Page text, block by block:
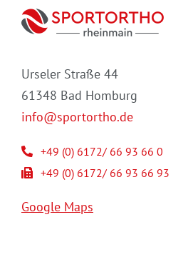
Urseler Straße 44
61348 Bad Homburg
info@sportortho.de
+49 (0) 6172/ 66 93 66 0
+49 (0) 6172/ 66 93 66 93
Google Maps